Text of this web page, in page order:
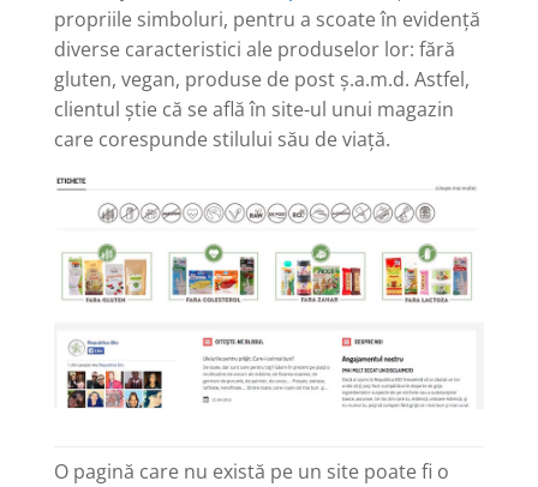
propriile simboluri, pentru a scoate în evidență
diverse caracteristici ale produselor lor: fără
gluten, vegan, produse de post ș.a.m.d. Astfel,
clientul știe că se află în site-ul unui magazin
care corespunde stilului său de viață.
O pagină care nu există pe un site poate fi o